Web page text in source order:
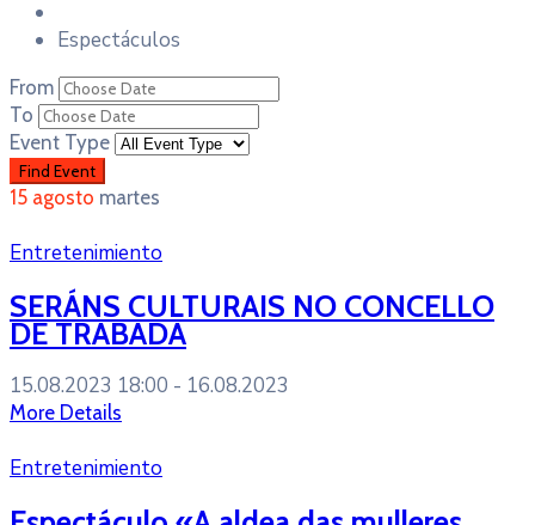
Espectáculos
From
To
Event Type
15 agosto martes
Entretenimiento
SERÁNS CULTURAIS NO CONCELLO
DE TRABADA
15.08.2023 18:00 - 16.08.2023
More Details
Entretenimiento